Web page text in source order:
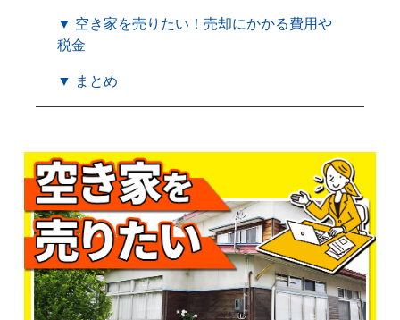
▼ 空き家を売りたい！売却にかかる費用や
税金
▼ まとめ